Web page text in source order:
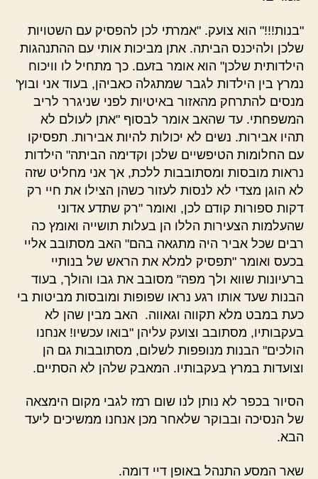
"בנות!!!" הוא צועק. "אמרתי לכן להפסיק עם השטויות
שלכן ולהיכנס הביתה. אתן מביכות אותי עם ההתנהגות
הילדותית שלכן" הוא אומר בזעם. כך מתחיל לו וויכוח
נמרץ בין הילדות לגבר שמתגלה כאביהן, בעוד אני ובוץ'
מנסים להתרחק מהאזור באיטיות לפני שניגרר לריב
המשפחתי. עד שהאב אומר לבסוף "אתן לעולם לא
תהיו אבירות. נשים לא יכולות להיות אבירות. תפסיקו
עם החלומות הטיפשיים שלכן וקדימה הביתה" הילדות
נראות מובסות ומסתובבות ללכת, אך אני מחליט שזה
לא הוגן מצדי לא לנסות לעזור כשהן הצילו את חיי רק
דקות ספורות קודם לכן, ואומר "רק שתדע אדוני
שהעלמות הצעירות הללו הן בעלות תושייה ואומץ כה
רבים שכל אביר היה מתגאה בהם" האב מסתובב אליי
בכעס ואומר "תפסיק למלא את הראש של בנותיי
ברעיונות שווא ולך מפה" מסובב את גבו והולך, בעוד
הבנות שעד אותו רגע נראו שפופות ומובסות מביטות בי
כעת במבט מלא תקווה וגאווה. האב מבין שהן לא
בעקבותיו, מסתובב וצועק עליהן "בואו עכשיו! אנחנו
הולכים" הבנות מנופפות לשלום, מסתובבות גם הן
וצועדות במרץ בעקבותיו. המאבק שלהן לא הסתיים.
הסיור בכפר לא נותן לנו שום רמז לגבי מקום הימצאה
של הנסיכה ובבוקר שלאחר מכן אנחנו ממשיכים ליעד
הבא.
שאר המסע התנהל באופן דיי דומה.